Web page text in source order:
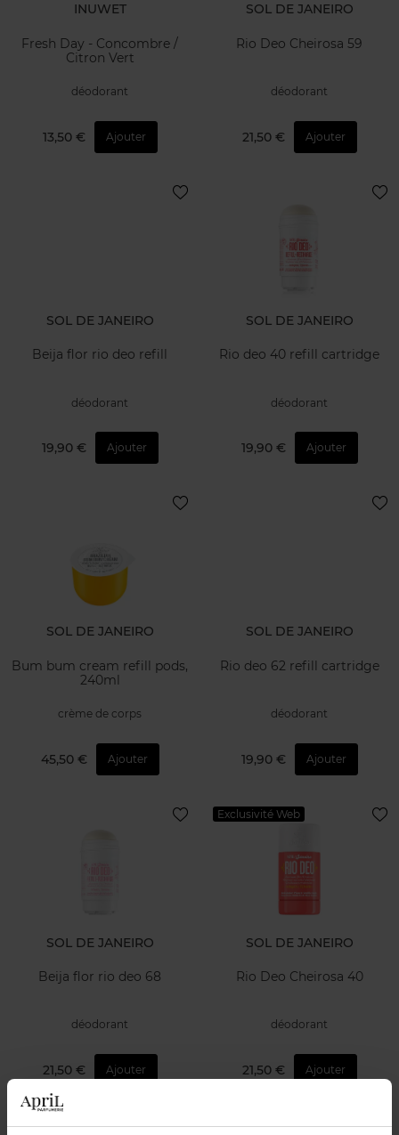
INUWET
Fresh Day - Concombre /
Citron Vert
déodorant
13,50 € Ajouter
SOL DE JANEIRO
Rio Deo Cheirosa 59
déodorant
21,50 € Ajouter
SOL DE JANEIRO
Beija flor rio deo refill
déodorant
19,90 € Ajouter
SOL DE JANEIRO
Rio deo 40 refill cartridge
déodorant
19,90 € Ajouter
SOL DE JANEIRO
Bum bum cream refill pods,
240ml
crème de corps
45,50 € Ajouter
SOL DE JANEIRO
Rio deo 62 refill cartridge
déodorant
19,90 € Ajouter
SOL DE JANEIRO
Beija flor rio deo 68
déodorant
21,50 € Ajouter
Exclusivité Web
SOL DE JANEIRO
Rio Deo Cheirosa 40
déodorant
21,50 € Ajouter
Exclusivité Web